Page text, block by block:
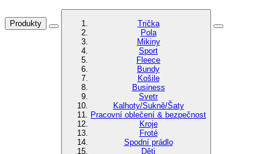
Produkty
Trička
Pola
Mikiny
Sport
Fleece
Bundy
Košile
Business
Svetr
Kalhoty/Sukně/Šaty
Pracovní oblečení & bezpečnost
Kroje
Froté
Spodní prádlo
Děti